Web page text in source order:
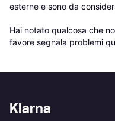
esterne e sono da
Hai notato qualcosa che
favore segnala problemi
Klarna